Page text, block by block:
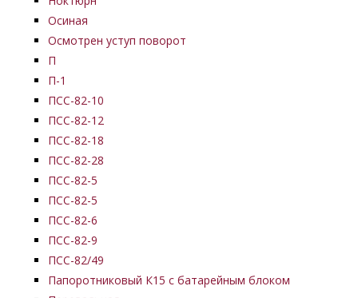
Осиная
Осмотрен уступ поворот
П
П-1
ПСС-82-10
ПСС-82-12
ПСС-82-18
ПСС-82-28
ПСС-82-5
ПСС-82-5
ПСС-82-6
ПСС-82-9
ПСС-82/49
Папоротниковый К15 с батарейным блоком